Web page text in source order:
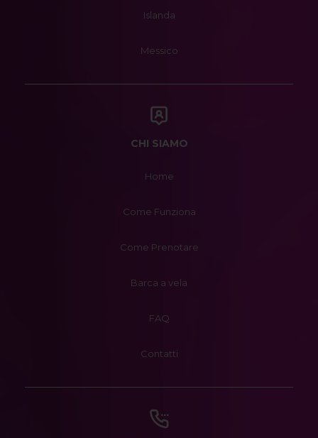
Islanda
Messico
CHI SIAMO
Home
Come Funziona
Come Prenotare
Barca a vela
FAQ
Contatti